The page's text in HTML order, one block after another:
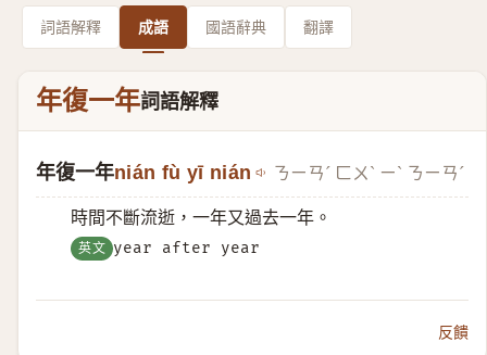
詞語解釋 成語 國語辭典 翻譯
年復一年詞語解釋
年復一年nián fù yī nián ㄋㄧㄢˊ ㄈㄨˋ ㄧˋ ㄋㄧㄢˊ
時間不斷流逝，一年又過去一年。
英文 year after year
反饋